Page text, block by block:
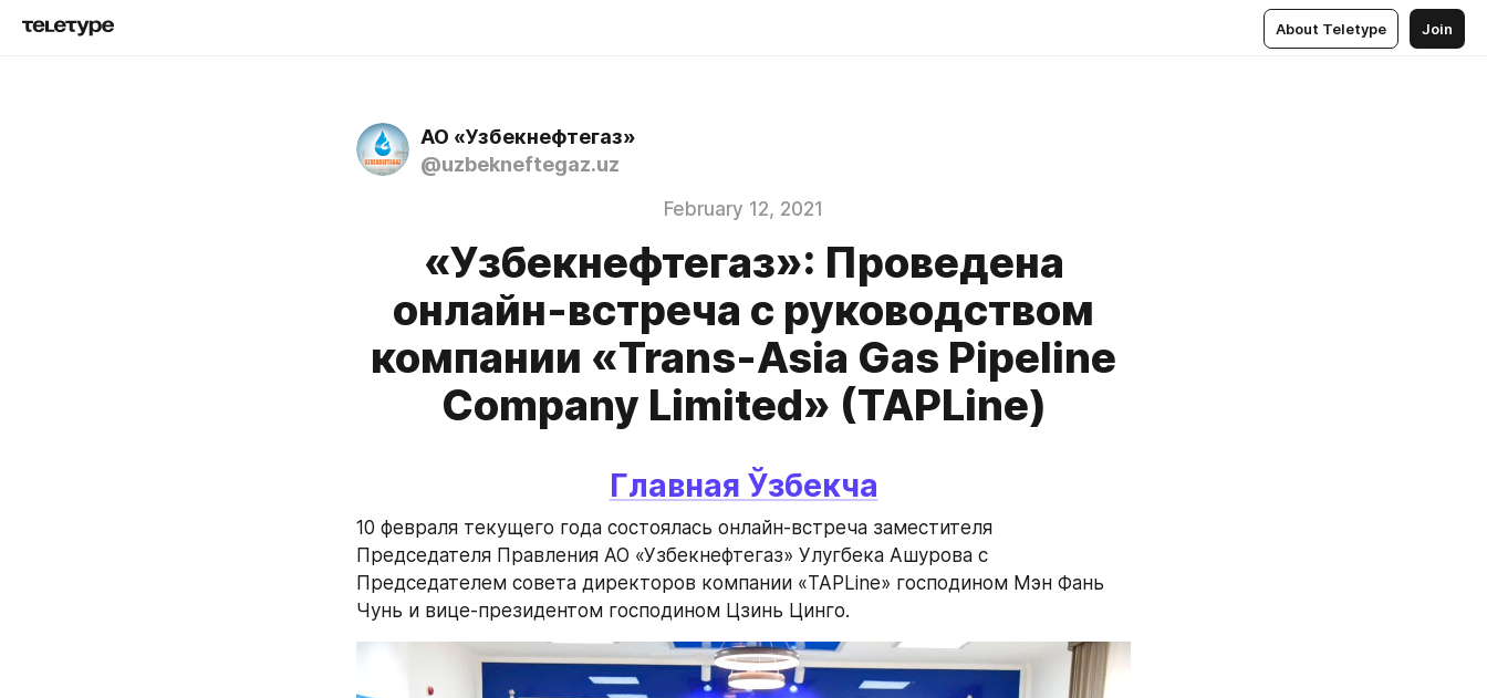
About Teletype Join
АО «Узбекнефтегаз»
@uzbekneftegaz.uz
February 12, 2021
«Узбекнефтегаз»: Проведена
онлайн-встреча с руководством
компании «Trans-Asia Gas Pipeline
Company Limited» (TAPLine)
Главная Ўзбекча
10 февраля текущего года состоялась онлайн-встреча заместителя
Председателя Правления АО «Узбекнефтегаз» Улугбека Ашурова с
Председателем совета директоров компании «TAPLine» господином Мэн Фань
Чунь и вице-президентом господином Цзинь Цинго.